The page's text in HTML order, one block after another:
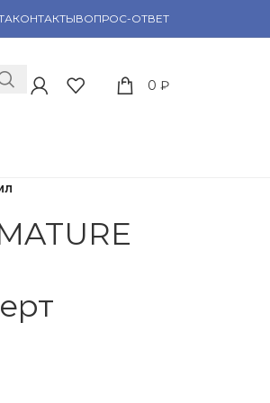
КОНТАКТЫВОПРОС-ОТВЕТ
0 ₽